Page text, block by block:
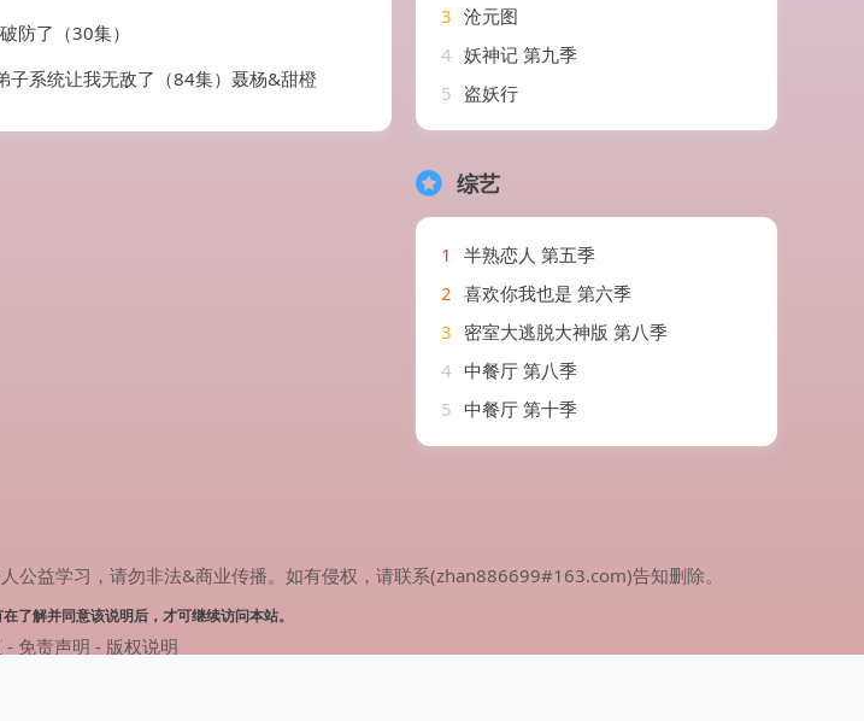
防了（30集）
子系统让我无敌了（84集）聂杨&甜橙
3 沧元图
4 妖神记 第九季
5 盗妖行
综艺
1
半熟恋人 第五季
2 喜欢你我也是 第六季
3 密室大逃脱大神版 第八季
4 中餐厅 第八季
5 中餐厅 第十季
公益学习，请勿非法&商业传播。如有侵权，请联系(zhan886699#163.com)告知删除。
了解并同意该说明后，才可继续访问本站。
- 免责声明 - 版权说明